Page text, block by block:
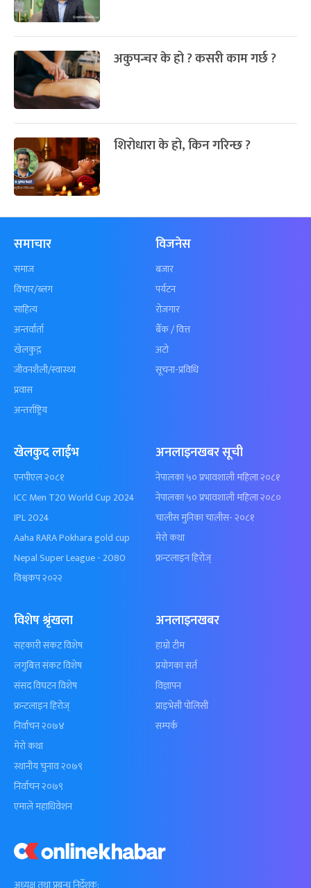
अकुपन्चर के हो ? कसरी काम गर्छ ?
शिरोधारा के हो, किन गरिन्छ ?
समाचार
समाज
विचार/ब्लग
साहित्य
अन्तर्वार्ता
खेलकुद़़
जीवनशैली/स्वास्थ्य
प्रवास
अन्तर्राष्ट्रिय
विजनेस
बजार
पर्यटन
रोजगार
बैँक / वित्त
अटो
सूचना-प्रविधि
खेलकुद लाईभ
एनपीएल २०८१
ICC Men T20 World Cup 2024
IPL 2024
Aaha RARA Pokhara gold cup
Nepal Super League - 2080
विश्वकप २०२२
अनलाइनखबर सूची
नेपालका ५० प्रभावशाली महिला २०८१
नेपालका ५० प्रभावशाली महिला २०८०
चालीस मुनिका चालीस- २०८१
मेरो कथा
फ्रन्टलाइन हिरोज्
विशेष श्रृंखला
सहकारी संकट विशेष
लगुबित्त संकट विशेष
संसद विघटन विशेष
फ्रन्टलाइन हिरोज्
निर्वाचन २०७४
मेरो कथा
स्थानीय चुनाव २०७९
निर्वाचन २०७९
एमाले महाधिवेशन
अनलाइनखबर
हाम्रो टीम
प्रयोगका सर्त
विज्ञापन
प्राइभेसी पोलिसी
सम्पर्क